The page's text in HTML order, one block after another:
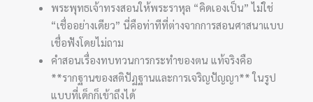
พระพุทธเจ้าทรงสอนให้พระราหุล “คิดเองเป็น” ไม่ใช่
“เชื่ออย่างเดียว” นี่คือท่าทีที่ต่างจากการสอนศาสนาแบบ
เชื่อฟังโดยไม่ถาม
คำสอนเรื่องทบทวนการกระทำของตน แท้จริงคือ
**รากฐานของสติปัฏฐานและการเจริญปัญญา** ในรูป
แบบที่เด็กก็เข้าถึงได้